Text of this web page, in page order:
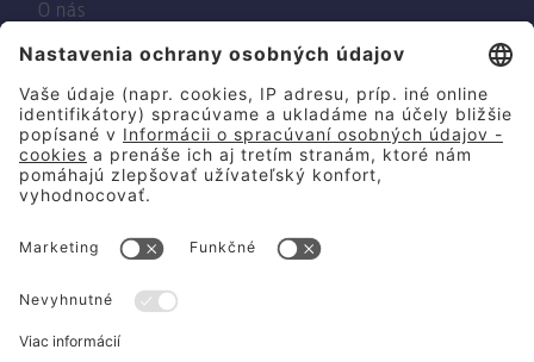
O nás
© 2026 Summit Motors Slovakia
Dostupnosť
Podmienky a zásady ochrany osobných údajov